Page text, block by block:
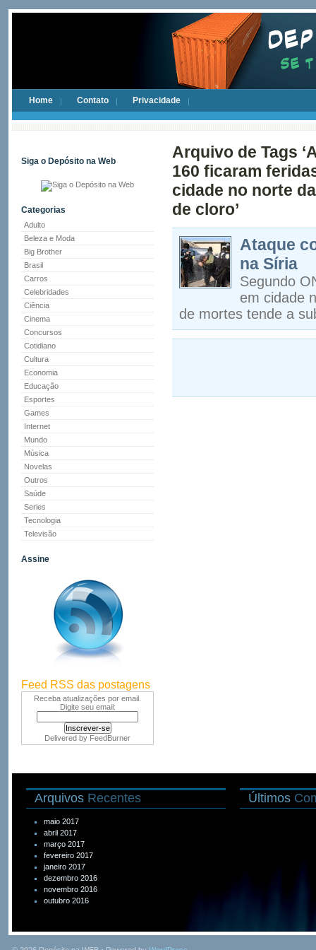
Home Contato Privacidade
Siga o Depósito na Web
Categorias
Adulto
Beleza e Moda
Big Brother
Brasil
Carros
Celebridades
Ciência
Cinema
Concursos
Cotidiano
Cultura
Economia
Educação
Esportes
Games
Internet
Mundo
Música
Novelas
Outros
Saúde
Series
Tecnologia
Televisão
Assine
Feed RSS das postagens
Receba atualizações por email.
Digite seu email:
Delivered by FeedBurner
Arquivo de Tags
160 ficaram
cidade no norte
de cloro’
Ataque
na Síria
Segundo
em cidade
de mortes tende a
Arquivos Recentes
maio 2017
abril 2017
março 2017
fevereiro 2017
janeiro 2017
dezembro 2016
novembro 2016
outubro 2016
Últimos